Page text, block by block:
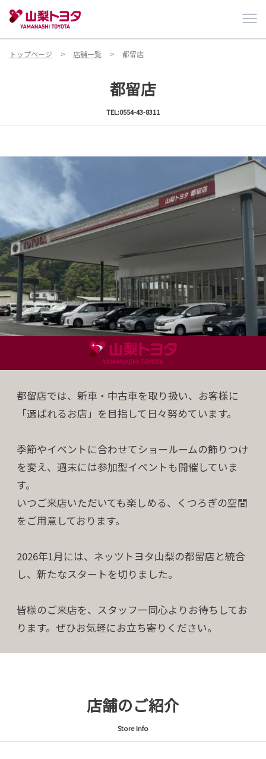
トップページ 店舗一覧 都留店
都留店
TEL:0554-43-8311
都留店では、新車・中古車を取り扱い、お客様に
「選ばれるお店」を目指して日々努めています。
季節やイベントに合わせてショールームの飾りつけ
を変え、週末には参加型イベントも開催していま
す。
いつご来店いただいても楽しめる、くつろぎの空間
をご用意しております。
2026年1月には、ネッツトヨタ山梨の都留店と統合
し、新たなスタートを切りました。
皆様のご来店を、スタッフ一同心よりお待ちしてお
ります。ぜひお気軽にお立ち寄りください。
店舗のご紹介
Store Info